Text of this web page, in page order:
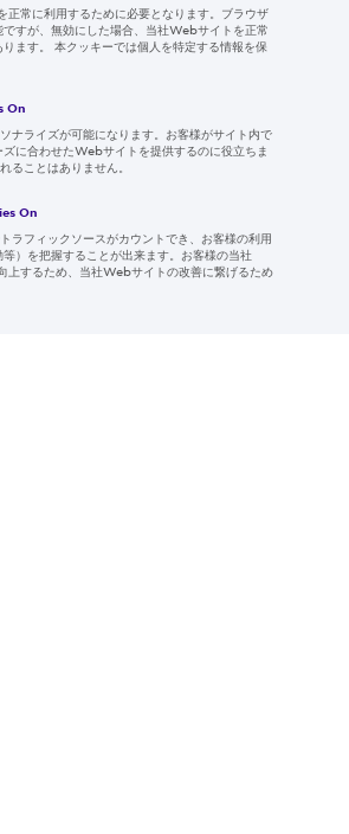
サイト
約
& Language:
Japan | JP
常に利用するために必要となります。ブラウザ
すが、無効にした場合、当社Webサイトを正常
ます。 本クッキーでは個人を特定する情報を保
On
ナライズが可能になります。お客様がサイト内で
に合わせたWebサイトを提供するのに役立ちま
ことはありません。
On
ラフィックソースがカウントでき、お客様の利用
）を把握することが出来ます。お客様の当社
上するため、当社Webサイトの改善に繋げるため